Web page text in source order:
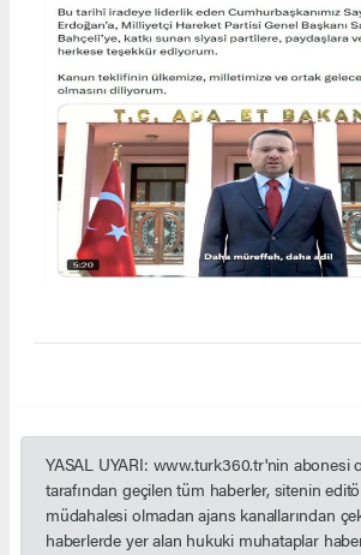
YASAL UYARI: www.turk360.tr'nin abonesi
tarafından geçilen tüm haberler, sitenin
müdahalesi olmadan ajans kanallarından
haberlerde yer alan hukuki muhataplar